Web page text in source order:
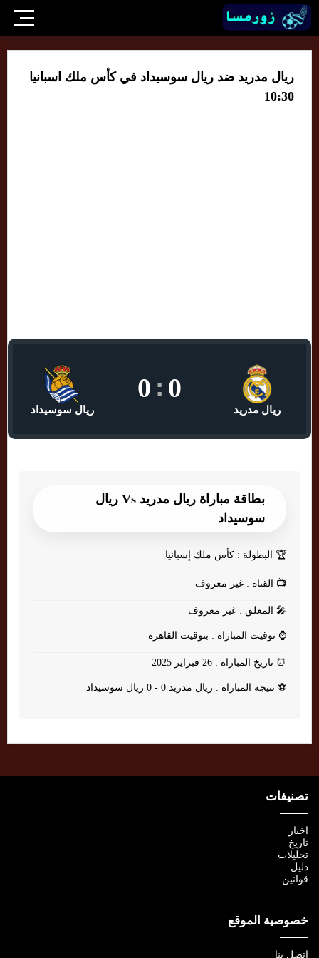
ريال مدريد ضد ريال سوسيداد في كأس ملك اسبانيا
10:30
ريال مدريد
0
:
0
ريال سوسيداد
بطاقة مباراة ريال مدريد Vs ريال
سوسيداد
🏆 البطولة : كأس ملك إسبانيا
📺 القناة : غير معروف
🎤 المعلق : غير معروف
⌚ توقيت المباراة : بتوقيت القاهرة
⏰ تاريخ المباراة : 26 فبراير 2025
⚽ نتيجة المباراة : ريال مدريد 0 - 0 ريال سوسيداد
تصنيفات
اخبار
تاريخ
تحليلات
دليل
قوانين
خصوصية الموقع
اتصل بنا